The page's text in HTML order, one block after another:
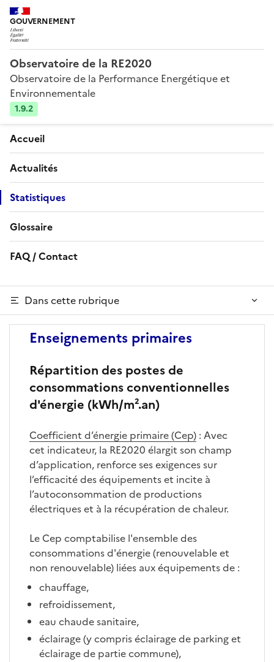
GOUVERNEMENT
Observatoire de la RE2020
Observatoire de la Performance Energétique et
Environnementale
1.9.2
Accueil
Actualités
Statistiques
Glossaire
FAQ / Contact
Dans cette rubrique
Enseignements primaires
Répartition des postes de
consommations conventionnelles
d'énergie (kWh/m².an)
Coefficient d’énergie primaire (Cep) : Avec
cet indicateur, la RE2020 élargit son champ
d’application, renforce ses exigences sur
l’efficacité des équipements et incite à
l’autoconsommation de productions
électriques et à la récupération de chaleur.
Le Cep comptabilise l'ensemble des
consommations d'énergie (renouvelable et
non renouvelable) liées aux équipements de :
chauffage,
refroidissement,
eau chaude sanitaire,
éclairage (y compris éclairage de parking et
éclairage de partie commune),